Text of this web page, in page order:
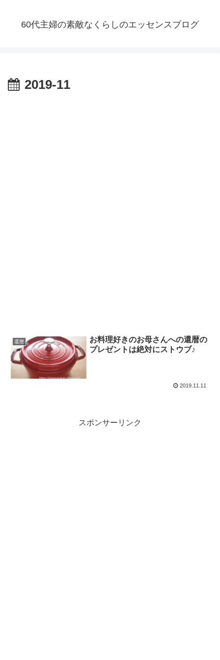
60代主婦の素敵なくらしのエッセンスブログ
2019-11
還暦
お料理好きのお母さんへの還暦の
プレゼントは絶対にストウブ♪
2019.11.11
スポンサーリンク